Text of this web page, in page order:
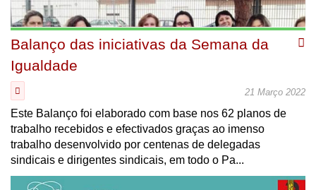
Balanço das iniciativas da Semana da
Igualdade
21 Março 2022
Este Balanço foi elaborado com base nos 62 planos de
trabalho recebidos e efectivados graças ao imenso
trabalho desenvolvido por centenas de delegadas
sindicais e dirigentes sindicais, em todo o Pa...